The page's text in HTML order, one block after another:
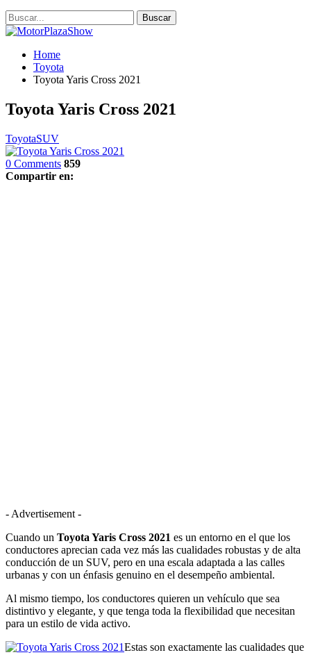
Home
Toyota
Toyota Yaris Cross 2021
Toyota Yaris Cross 2021
ToyotaSUV
0 Comments 859
Compartir en:
- Advertisement -
Cuando un Toyota Yaris Cross 2021 es un entorno en el que los
conductores aprecian cada vez más las cualidades robustas y de alta
conducción de un SUV, pero en una escala adaptada a las calles
urbanas y con un énfasis genuino en el desempeño ambiental.
Al mismo tiempo, los conductores quieren un vehículo que sea
distintivo y elegante, y que tenga toda la flexibilidad que necesitan
para un estilo de vida activo.
Estas son exactamente las cualidades que